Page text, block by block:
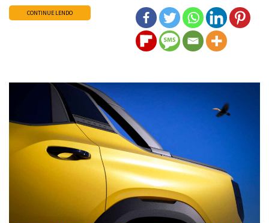
CONTINUE LENDO